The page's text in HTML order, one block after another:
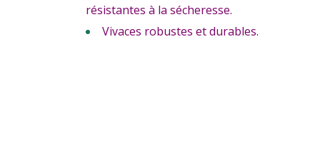
résistantes à la sécheresse.
Vivaces robustes et durables.